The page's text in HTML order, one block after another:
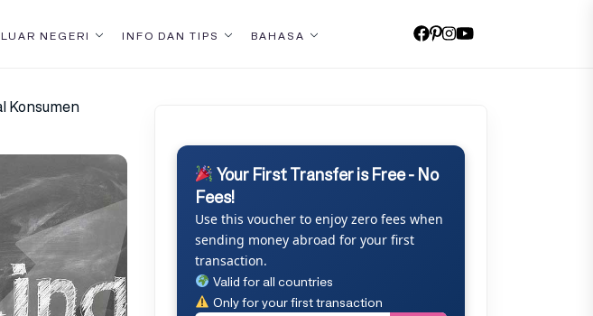
LUAR NEGERI INFO DAN TIPS BAHASA
Konsumen
Your First Transfer is Free - No
Fees!
Use this voucher to enjoy zero fees when
sending money abroad for your first
transaction.
Valid for all countries
Only for your first transaction